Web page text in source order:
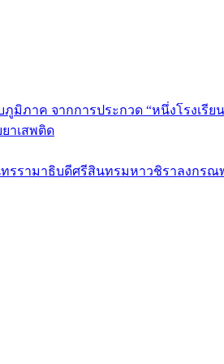
มิภาค จากการประกวด “หนึ่งโรงเรีย
าเสพติด
รามาธิบดีศรีสินทรมหาวชิราลงกรณพ